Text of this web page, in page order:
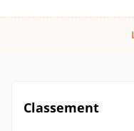
Classement